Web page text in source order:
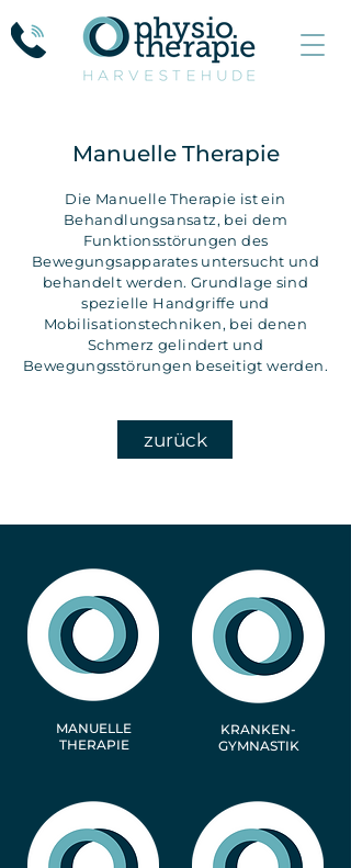
Manuelle Therapie
Die Manuelle Therapie ist ein
Behandlungsansatz, bei dem
Funktionsstörungen des
Bewegungsapparates untersucht und
behandelt werden. Grundlage sind
spezielle Handgriffe und
Mobilisationstechniken, bei denen
Schmerz gelindert und
Bewegungsstörungen beseitigt werden.
zurück
MANUELLE
THERAPIE
KRANKEN-
GYMNASTIK